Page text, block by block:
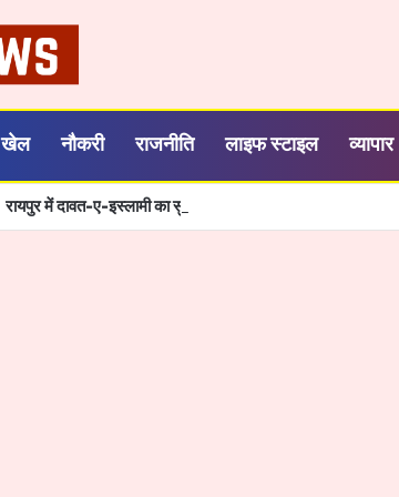
खेल नौकरी राजनीति लाइफ स्टाइल व्यापार
रायपुर में दावत-ए-इस्लामी का सुन्नतों भरा इज्तेमा हुआ